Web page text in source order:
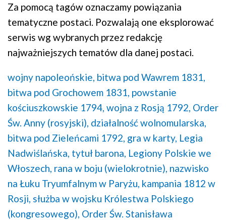
Za pomocą tagów oznaczamy powiązania
tematyczne postaci. Pozwalają one eksplorować
serwis wg wybranych przez redakcję
najważniejszych tematów dla danej postaci.
wojny napoleońskie, bitwa pod Wawrem 1831,
bitwa pod Grochowem 1831, powstanie
kościuszkowskie 1794, wojna z Rosją 1792, Order
Św. Anny (rosyjski), działalność wolnomularska,
bitwa pod Zieleńcami 1792, gra w karty, Legia
Nadwiślańska, tytuł barona, Legiony Polskie we
Włoszech, rana w boju (wielokrotnie), nazwisko
na Łuku Tryumfalnym w Paryżu, kampania 1812 w
Rosji, służba w wojsku Królestwa Polskiego
(kongresowego), Order Św. Stanisława